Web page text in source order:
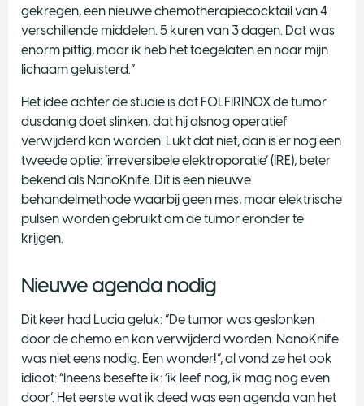
gekregen, een nieuwe chemotherapiecocktail van 4
verschillende middelen. 5 kuren van 3 dagen. Dat was
enorm pittig, maar ik heb het toegelaten en naar mijn
lichaam geluisterd.”
Het idee achter de studie is dat FOLFIRINOX de tumor
dusdanig doet slinken, dat hij alsnog operatief
verwijderd kan worden. Lukt dat niet, dan is er nog een
tweede optie: ‘irreversibele elektroporatie’ (IRE), beter
bekend als NanoKnife. Dit is een nieuwe
behandelmethode waarbij geen mes, maar elektrische
pulsen worden gebruikt om de tumor eronder te
krijgen.
Nieuwe agenda nodig
Dit keer had Lucia geluk: “De tumor was geslonken
door de chemo en kon verwijderd worden. NanoKnife
was niet eens nodig. Een wonder!”, al vond ze het ook
idioot: “Ineens besefte ik: ‘ik leef nog, ik mag nog even
door’. Het eerste wat ik deed was een agenda van het